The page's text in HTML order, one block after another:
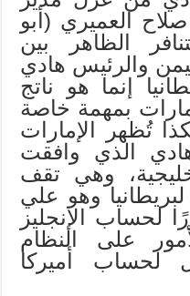
العميري (أبو
الظاهر بين
والرئيس هادي
إنما هو ناتج
بمهمة خاصة
تُظهر الإمارات
الذي وافقت
وهي تقف
وهو علي
لحساب الإنجليز
على النظام
لحساب أميركا